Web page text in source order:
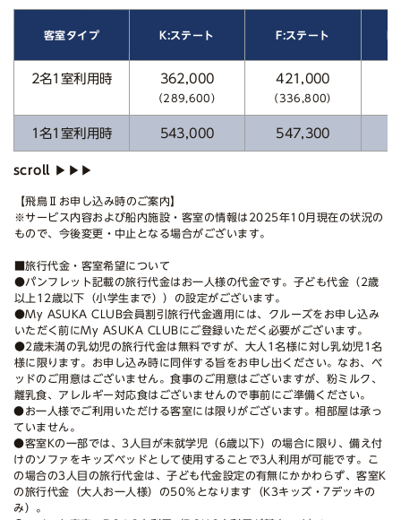
客室タイプ K:ステート F:ステート
2名1室利用時 362,000
（289,600）
421,000
（336,800）
1名1室利用時 543,000 547,300
【飛鳥Ⅱお申し込み時のご案内】
※サービス内容および船内施設・客室の情報は2025年10月現在の状況の
もので、今後変更・中止となる場合がございます。
■旅行代金・客室希望について
●パンフレット記載の旅行代金はお一人様の代金です。子ども代金（2歳
以上12歳以下（小学生まで））の設定がございます。
●My ASUKA CLUB会員割引旅行代金適用には、クルーズをお申し込み
いただく前にMy ASUKA CLUBにご登録いただく必要がございます。
●2歳未満の乳幼児の旅行代金は無料ですが、大人1名様に対し乳幼児1名
様に限ります。お申し込み時に同伴する旨をお申し出ください。なお、ベ
ッドのご用意はございません。食事のご用意はございますが、粉ミルク、
離乳食、アレルギー対応食はございませんので事前にご準備ください。
●お一人様でご利用いただける客室には限りがございます。相部屋は承っ
ていません。
●客室Kの一部では、3人目が未就学児（6歳以下）の場合に限り、備え付
けのソファをキッズベッドとして使用することで3人利用が可能です。こ
の場合の3人目の旅行代金は、子ども代金設定の有無にかかわらず、客室K
の旅行代金（大人お一人様）の50％となります（K3キッズ・7デッキの
み）。